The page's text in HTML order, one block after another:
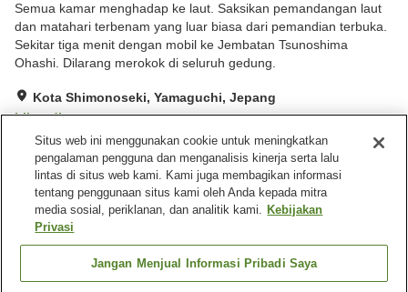
Semua kamar menghadap ke laut. Saksikan pemandangan laut
dan matahari terbenam yang luar biasa dari pemandian terbuka.
Sekitar tiga menit dengan mobil ke Jembatan Tsunoshima
Ohashi. Dilarang merokok di seluruh gedung.
Kota Shimonoseki, Yamaguchi, Jepang
Lihat di peta
Sangat baik Ulasan: 508
Fasilitas properti
Wi-Fi
gedung
Benar-benar bebas rokok
Situs web ini menggunakan cookie untuk meningkatkan
pengalaman pengguna dan menganalisis kinerja serta lalu
lintas di situs web kami. Kami juga membagikan informasi
tentang penggunaan situs kami oleh Anda kepada mitra
media sosial, periklanan, dan analitik kami. Kebijakan
Privasi
Jangan Menjual Informasi Pribadi Saya